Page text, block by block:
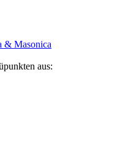
& Masonica
aus: